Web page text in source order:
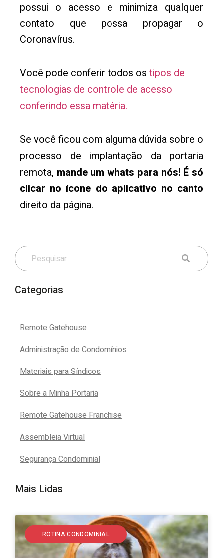
possui o acesso e minimiza qualquer
contato que possa propagar o
Coronavírus.
Você pode conferir todos os tipos de
tecnologias de controle de acesso
conferindo essa matéria.
Se você ficou com alguma dúvida sobre o
processo de implantação da portaria
remota, mande um whats para nós! É só
clicar no ícone do aplicativo no canto
direito da página.
Categorias
Remote Gatehouse
Administração de Condomínios
Materiais para Síndicos
Sobre a Minha Portaria
Remote Gatehouse Franchise
Assembleia Virtual
Segurança Condominial
Mais Lidas
ROTINA CONDOMINIAL